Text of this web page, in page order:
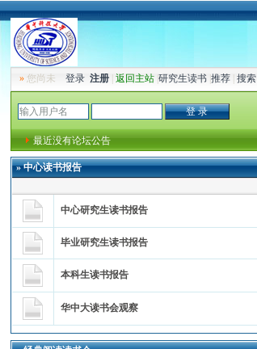
» 您尚未登录 注册 |返回主站 |研究生读书 |推荐 |搜索
最近没有论坛公告
»中心读书报告
中心研究生读书报告
毕业研究生读书报告
本科生读书报告
华中大读书会观察